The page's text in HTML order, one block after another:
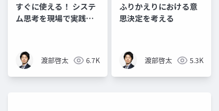
すぐに使える！ システ
ム思考を現場で実践す
渡部啓太 6.7K
ふりかえりにおける意
思決定を考える
渡部啓太 5.3K